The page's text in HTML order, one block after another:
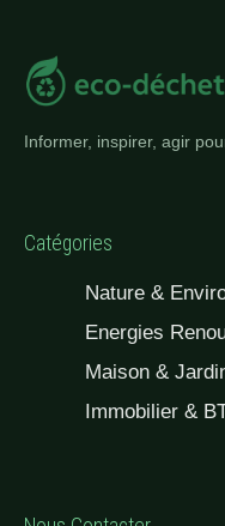
Informer, inspirer, agir
Catégories
Nature &
Energies
Maison &
Immobilier &